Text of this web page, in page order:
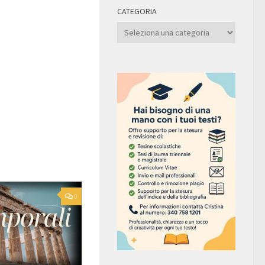
0
CATEGORIA
Categoria